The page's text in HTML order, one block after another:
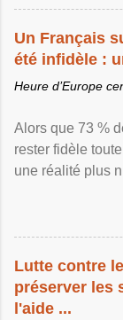
Un Français
été infidèle :
Heure d’Europe
Alors que 73 %
rester fidèle
une réalité plus
Lutte contre
préserver les
l'aide ...